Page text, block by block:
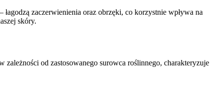
zaczerwienienia oraz obrzęki, co korzystnie wpływa na
skóry.
od zastosowanego surowca roślinnego, charakteryzuje